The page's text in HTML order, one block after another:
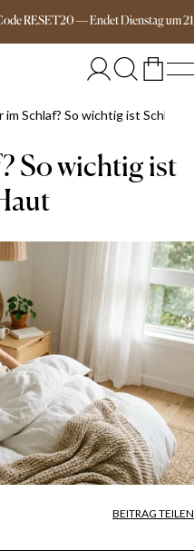
RESET20—EndetDienstagum
ab 149€
im Schlaf? So wichtig ist Schlaf
So wichtig ist
BEITRAG TEILEN